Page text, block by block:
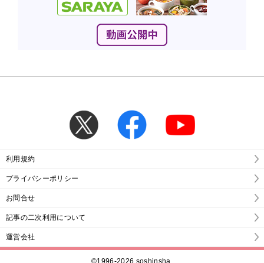
利用規約
プライバシーポリシー
お問合せ
記事の二次利用について
運営会社